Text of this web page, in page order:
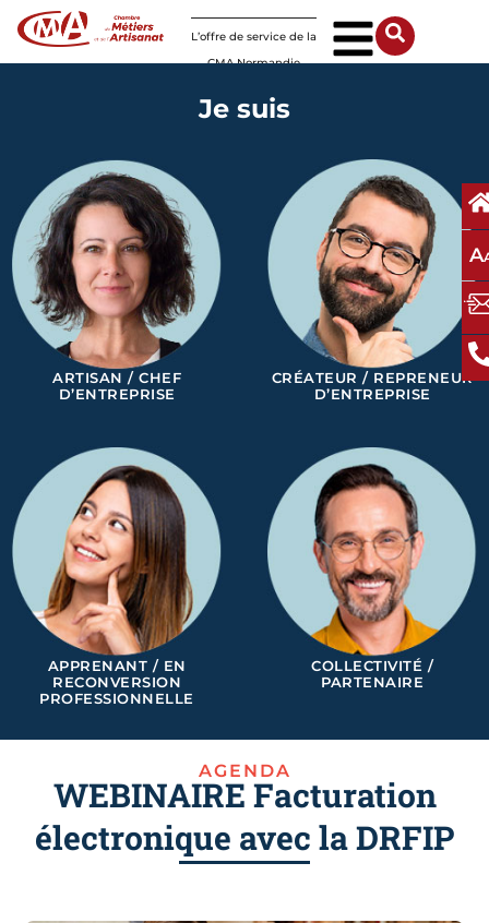
L’offre de service de la
CMA Normandie
A
Je suis
ARTISAN / CHEF
D’ENTREPRISE
CRÉATEUR / REPRENEUR
D’ENTREPRISE
APPRENANT / EN
RECONVERSION
PROFESSIONNELLE
COLLECTIVITÉ /
PARTENAIRE
AGENDA
WEBINAIRE Facturation
électronique avec la DRFIP
Panneau de gestion des cookies